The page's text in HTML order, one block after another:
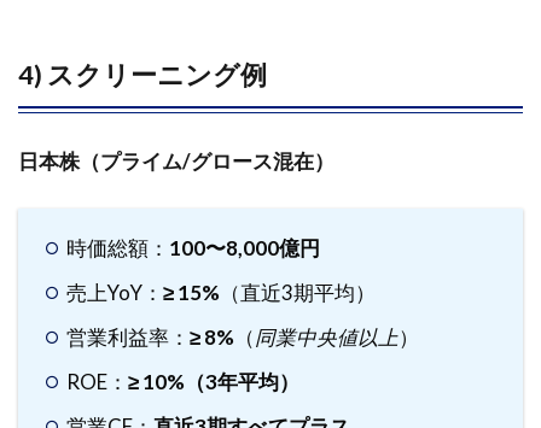
視テ
（ウ
ォッ
に必
超速
チェ
4) スクリーニング例
日本株（プライム/グロース混在）
時価総額： 100〜8,000億円
売上YoY：≥ 15% （直近3期平均）
営業利益率：≥ 8% （同業中央値以上）
ROE：≥ 10%（3年平均）